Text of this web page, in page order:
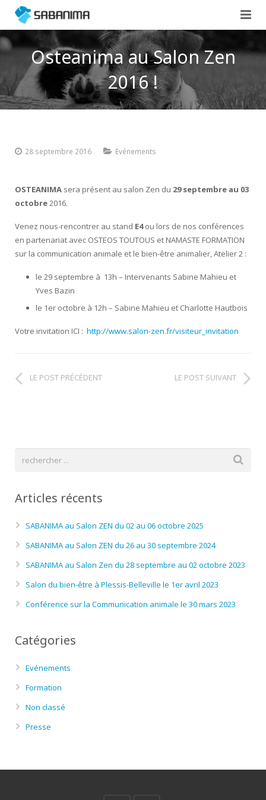
Bien-être animal
Communication animale
Le coin des lecteurs
Initiation à la Communication Animale – Niveau 1
Atelier d’entraînement à la communication animale
Belvaspata : rencontre angélique au coeur de Soi
Actualités-Evènements
Partenaires
Osteanima au Salon Zen
2016 !
28 septembre 2016 Evénements
OSTEANIMA sera présent au salon Zen du 29 septembre au 03
octobre2016.
Venez nous-rencontrer au stand E4ou lors de nos conférences
en partenariat avec OSTEOS TOUTOUS et NAMASTE FORMATION
sur la communication animale et le bien-être animalier, Atelier 2 :
le 29 septembre à 13h – Intervenants Sabine Mahieu et
Yves Bazin
le 1er octobre à 12h – Sabine Mahieu et Charlotte Hautbois
Votre invitation ICI : http://www.salon-zen.fr/visiteur_invitation
LE POST PRÉCÉDENT LE POST SUIVANT
Articles récents
SABANIMA au Salon ZEN du 02 au 06 octobre 2025
SABANIMA au Salon ZEN du 26 au 30 septembre 2024
SABANIMA au Salon Zen du 28 septembre au 02 octobre 2023
Salon du bien-être à Plessis-Belleville le 1er avril 2023
Conférence sur la Communication animale le 30 mars 2023
Catégories
Evénements
Formation
Non classé
Presse